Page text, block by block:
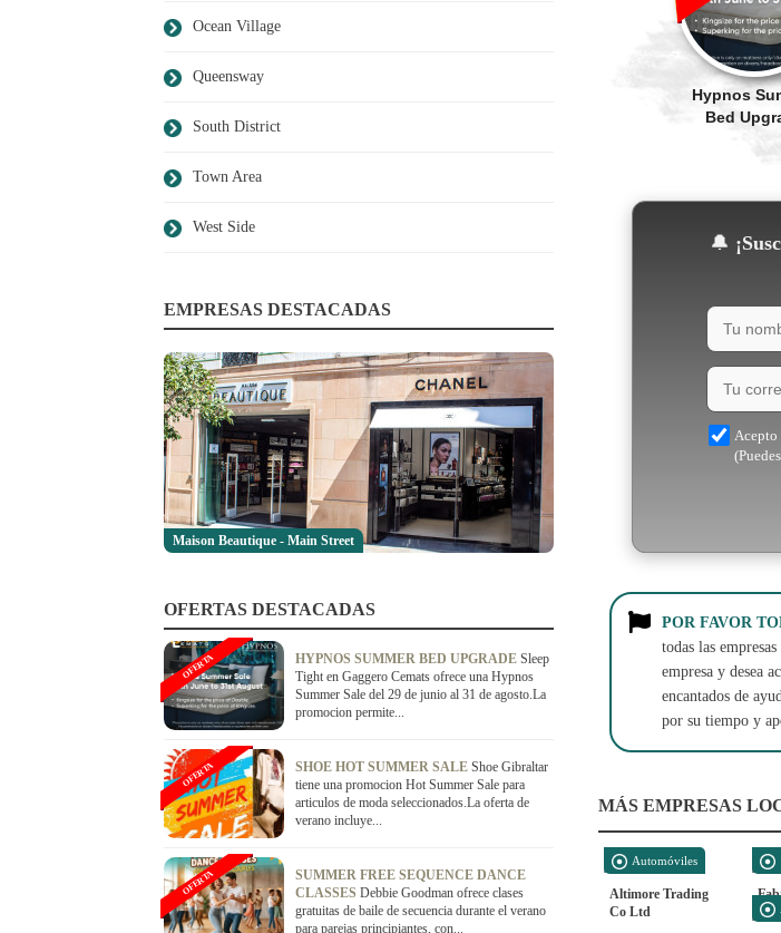
Ocean Village
Queensway
South District
Town Area
West Side
EMPRESAS DESTACADAS
Maison Beautique - Main Street
OFERTAS DESTACADAS
HYPNOS SUMMER BED UPGRADE Sleep
Tight en Gaggero Cemats ofrece una Hypnos
Summer Sale del 29 de junio al 31 de agosto.La
promocion permite...
OFERTA
SHOE HOT SUMMER SALE Shoe Gibraltar
tiene una promocion Hot Summer Sale para
articulos de moda seleccionados.La oferta de
verano incluye...
OFERTA
SUMMER FREE SEQUENCE DANCE
CLASSES Debbie Goodman ofrece clases
gratuitas de baile de secuencia durante el verano
para parejas principiantes, con...
OFERTA
Hypnos
Bed
🔔
Acepto
POR FAVOR
todas las
empresa y desea
encantados de
por su tiempo y
MÁS EMPRESAS
Automóviles
Altimore Trading
Co Ltd